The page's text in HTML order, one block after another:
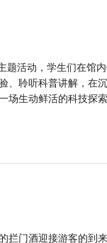
题活动，学生们在馆
、聆听科普讲解，在
场生动鲜活的科技探
拦门酒迎接游客的到